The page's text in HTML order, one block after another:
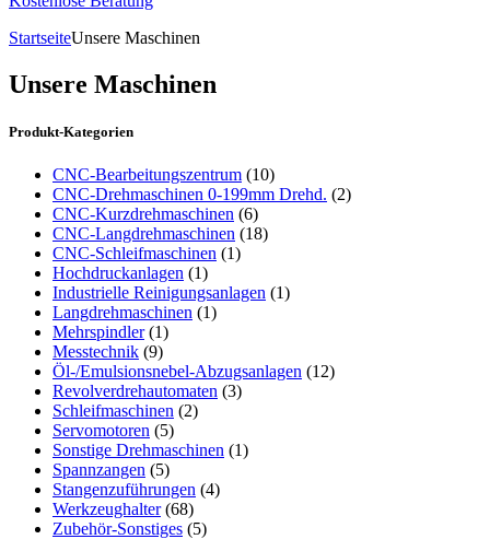
StartseiteUnsere Maschinen
Unsere Maschinen
Produkt-Kategorien
CNC-Bearbeitungszentrum (10)
CNC-Drehmaschinen 0-199mm Drehd. (2)
CNC-Kurzdrehmaschinen (6)
CNC-Langdrehmaschinen (18)
CNC-Schleifmaschinen (1)
Hochdruckanlagen (1)
Industrielle Reinigungsanlagen (1)
Langdrehmaschinen (1)
Mehrspindler (1)
Messtechnik (9)
Öl-/Emulsionsnebel-Abzugsanlagen (12)
Revolverdrehautomaten (3)
Schleifmaschinen (2)
Servomotoren (5)
Sonstige Drehmaschinen (1)
Spannzangen (5)
Stangenzuführungen (4)
Werkzeughalter (68)
Zubehör-Sonstiges (5)